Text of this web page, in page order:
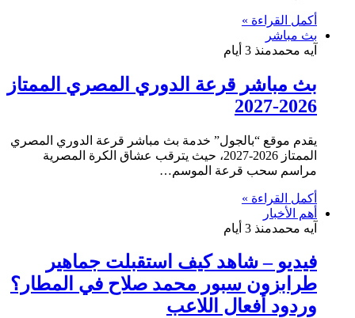
أكمل القراءة »
بث مباشر
آيه محمدمنذ 3 أيام
بث مباشر قرعة الدوري المصري الممتاز
2026-2027
يقدم موقع “بالجول” خدمة بث مباشر قرعة الدوري المصري
الممتاز 2026-2027، حيث يترقب عشاق الكرة المصرية
مراسم سحب قرعة الموسم…
أكمل القراءة »
أهم الأخبار
آيه محمدمنذ 3 أيام
فيديو – شاهد كيف استقبلت جماهير
طرابزون سبور محمد صلاح في المطار؟
وردود أفعال اللاعب